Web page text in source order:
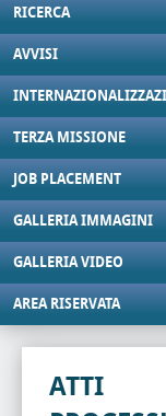
RICERCA
AVVISI
TERZA MISSIONE
JOB PLACEMENT
GALLERIA IMMAGINI
GALLERIA VIDEO
AREA RISERVATA
ATTI